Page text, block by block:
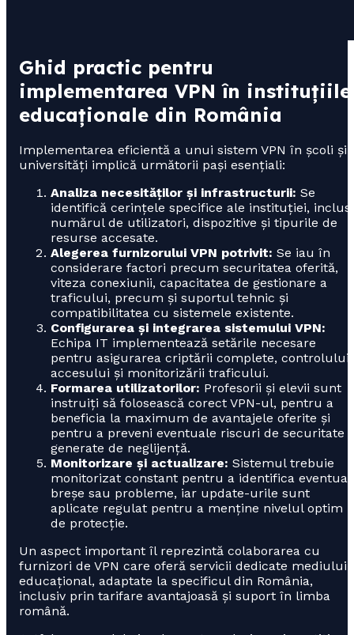
Ghid practic pentru
implementarea VPN în instituțiile
educaționale din România
Implementarea eficientă a unui sistem VPN în școli și
universități implică următorii pași esențiali:
Analiza necesităților și infrastructurii: Se
identifică cerințele specifice ale instituției,
numărul de utilizatori, dispozitive și tipurile de
resurse accesate.
Alegerea furnizorului VPN potrivit: Se iau în
considerare factori precum securitatea oferită,
viteza conexiunii, capacitatea de gestionare a
traficului, precum și suportul tehnic și
compatibilitatea cu sistemele existente.
Configurarea și integrarea sistemului VPN:
Echipa IT implementează setările necesare
pentru asigurarea criptării complete, controlului
accesului și monitorizării traficului.
Formarea utilizatorilor: Profesorii și elevii sunt
instruiți să folosească corect VPN-ul, pentru a
beneficia la maximum de avantajele oferite și
pentru a preveni eventuale riscuri de securitate
generate de neglijență.
Monitorizare și actualizare: Sistemul trebuie
monitorizat constant pentru a identifica
breșe sau probleme, iar update-urile sunt
aplicate regulat pentru a menține nivelul optim
de protecție.
Un aspect important îl reprezintă colaborarea cu
furnizori de VPN care oferă servicii dedicate mediului
educațional, adaptate la specificul din România,
inclusiv prin tarifare avantajoasă și suport în limba
română.